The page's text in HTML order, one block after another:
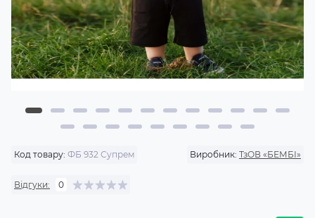
Код товару: ФБ 932 Супрем Виробник: ТзОВ «БЕМБІ»
Відгуки: 0